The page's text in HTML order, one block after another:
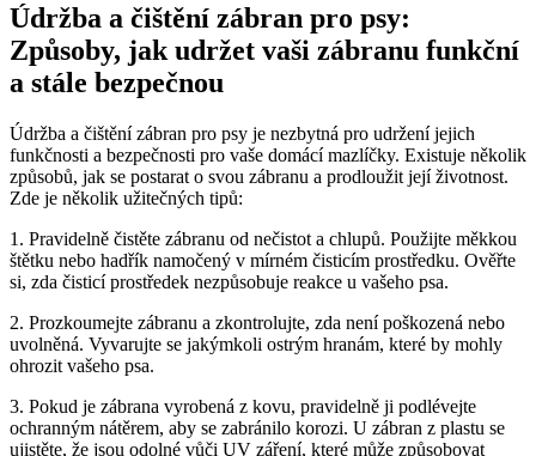
Údržba a čištění zábran pro psy: ​
Způsoby, jak udržet vaši zábranu ⁣funkční
a stále⁢ bezpečnou
Údržba a čištění ‌zábran pro psy je nezbytná pro ​udržení jejich
funkčnosti a bezpečnosti‍ pro​ vaše domácí ⁢mazlíčky.‍ Existuje několik‌
způsobů, jak se postarat o svou zábranu a‍ prodloužit její životnost.
Zde je‌ několik užitečných tipů:
1.​ Pravidelně čistěte⁢ zábranu od nečistot a chlupů.‌ Použijte ‌měkkou
štětku nebo⁣ hadřík namočený‌ v ‌mírném čisticím prostředku. ​Ověřte
si, zda čisticí prostředek nezpůsobuje reakce ‌u vašeho psa.
2. Prozkoumejte ⁤zábranu ⁣a zkontrolujte, ⁢zda není poškozená nebo
⁢uvolněná. Vyvarujte se jakýmkoli⁣ ostrým ⁢hranám,⁤ které by mohly
ohrozit‌ vašeho ‍psa.
3. Pokud je⁣ zábrana⁢ vyrobená z kovu, pravidelně ji podlévejte
ochranným nátěrem,‌ aby se zabránilo korozi. U⁢ zábran z plastu se
⁤ujistěte, že⁤ jsou odolné vůči ⁤UV záření, které může​ způsobovat‌